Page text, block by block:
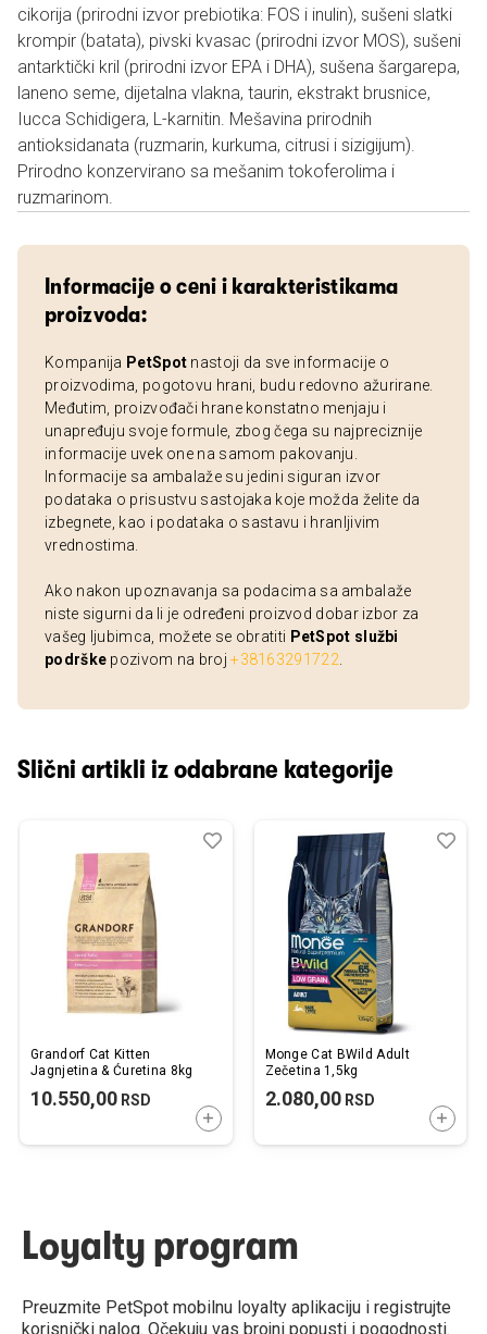
cikorija (prirodni izvor prebiotika: FOS i inulin), sušeni slatki
krompir (batata), pivski kvasac (prirodni izvor MOS), sušeni
antarktički kril (prirodni izvor EPA i DHA), sušena šargarepa,
laneno seme, dijetalna vlakna, taurin, ekstrakt brusnice,
Iucca Schidigera, L-karnitin. Mešavina prirodnih
antioksidanata (ruzmarin, kurkuma, citrusi i sizigijum).
Prirodno konzervirano sa mešanim tokoferolima i
ruzmarinom.
Informacije o ceni i karakteristikama
proizvoda:
Kompanija PetSpot nastoji da sve informacije o
proizvodima, pogotovu hrani, budu redovno ažurirane.
Međutim, proizvođači hrane konstatno menjaju i
unapređuju svoje formule, zbog čega su najpreciznije
informacije uvek one na samom pakovanju.
Informacije sa ambalaže su jedini siguran izvor
podataka o prisustvu sastojaka koje možda želite da
izbegnete, kao i podataka o sastavu i hranljivim
vrednostima.
Ako nakon upoznavanja sa podacima sa ambalaže
niste sigurni da li je određeni proizvod dobar izbor za
vašeg ljubimca, možete se obratiti PetSpot službi
podrške pozivom na broj+38163291722
Slični artikli iz odabrane kategorije
Grandorf Cat Kitten
Jagnjetina & Ćuretina 8kg
10.550,00 RSD
DODAJTE U KORPU
Dodaj
Uporedi
Monge Cat BWild Adult
Zečetina 1,5kg
2.080,00RSD
Loyalty program
Preuzmite PetSpot mobilnu loyalty aplikaciju i registrujte
korisnički nalog. Očekuju vas brojni popusti i pogodnosti.